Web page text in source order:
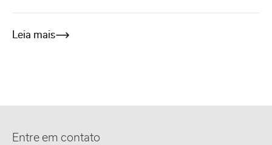
Leia mais
Entre em contato